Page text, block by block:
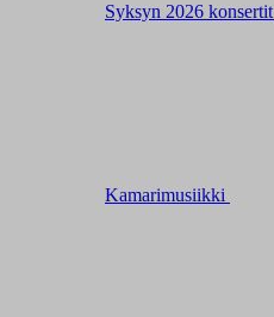
Syksyn 2026 konsertit
Kamarimusiikki